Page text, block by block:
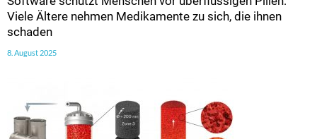
Viele Ältere nehmen Medikamente zu sich, die ihnen
schaden
8. August 2025